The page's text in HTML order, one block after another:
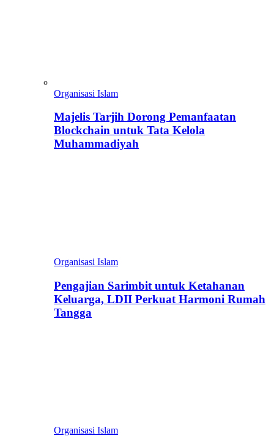
Organisasi Islam
Majelis Tarjih Dorong Pemanfaatan
Blockchain untuk Tata Kelola
Muhammadiyah
Organisasi Islam
Pengajian Sarimbit untuk Ketahanan
Keluarga, LDII Perkuat Harmoni Rumah
Tangga
Organisasi Islam